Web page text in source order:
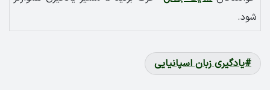
شود.
یادگیری زبان اسپانیایی